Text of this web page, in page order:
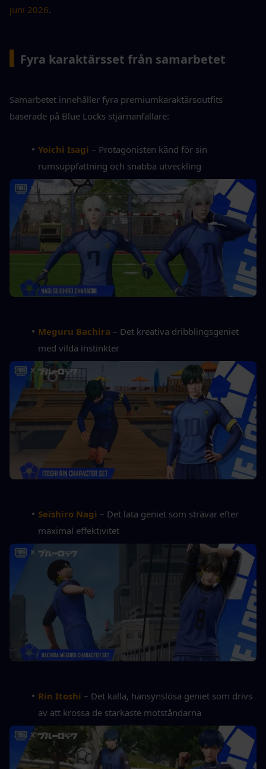
juni 2026.
Fyra karaktärsset från samarbetet
Samarbetet innehåller fyra premiumkaraktärsoutfits
baserade på Blue Locks stjärnanfallare:
Yoichi Isagi – Protagonisten känd för sin
rumsuppfattning och snabba utveckling
Meguru Bachira – Det kreativa dribblingsgeniet
med vilda instinkter
Seishiro Nagi – Det lata geniet som strävar efter
maximal effektivitet
Rin Itoshi – Det kalla, hänsynslösa geniet som drivs
av att krossa de starkaste motståndarna